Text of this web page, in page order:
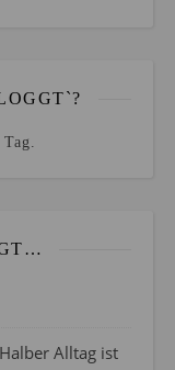
Alltag ist